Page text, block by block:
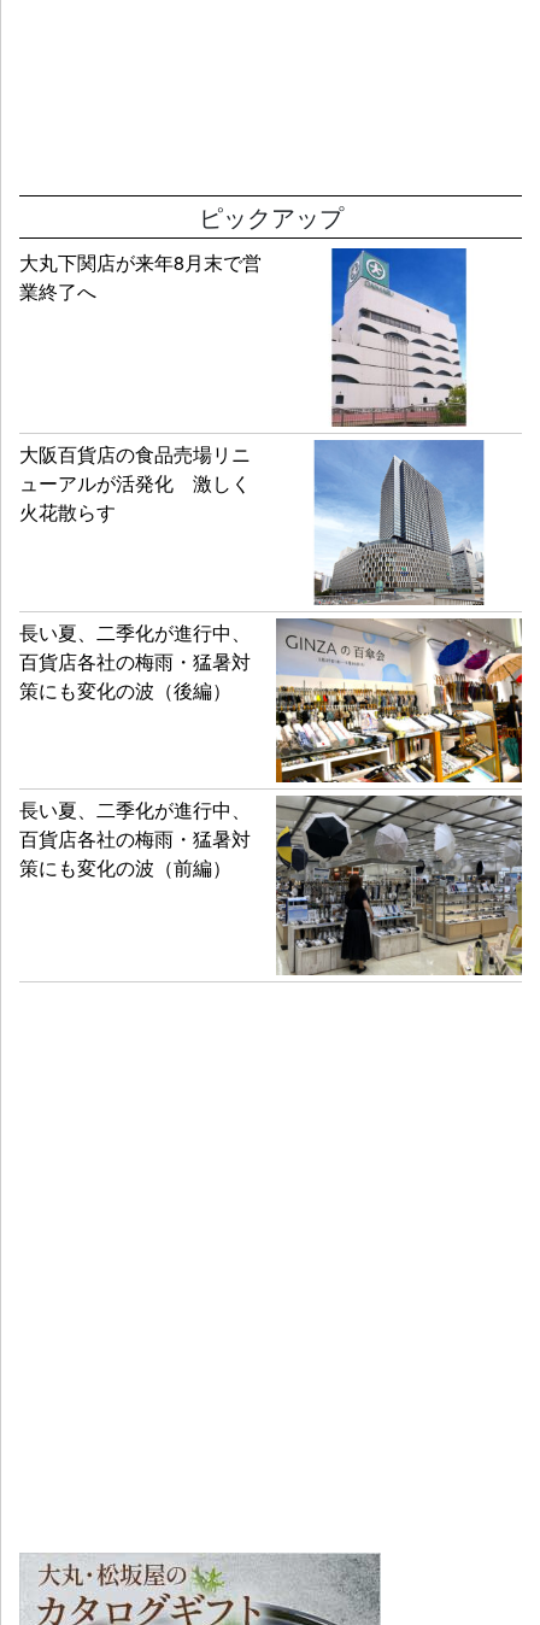
ピックアップ
大丸下関店が来年8月末で営
業終了へ
大阪百貨店の食品売場リニ
ューアルが活発化 激しく
火花散らす
長い夏、二季化が進行中、
百貨店各社の梅雨・猛暑対
策にも変化の波（後編）
長い夏、二季化が進行中、
百貨店各社の梅雨・猛暑対
策にも変化の波（前編）